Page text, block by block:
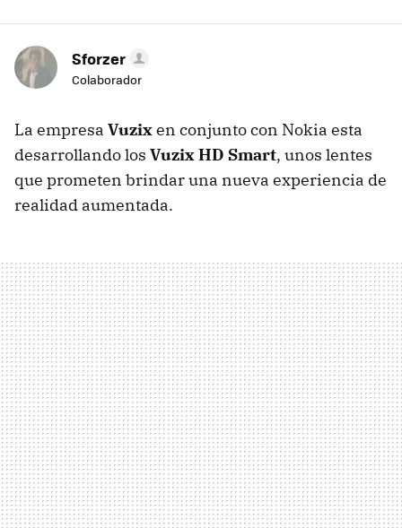
Sforzer
Colaborador
La empresa Vuzixen conjunto con Nokia esta
desarrollando los Vuzix HD Smart, unos lentes
que prometen brindar una nueva experiencia de
realidad aumentada.